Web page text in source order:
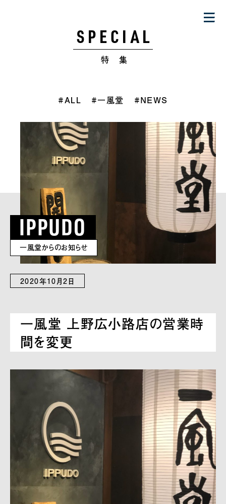
SPECIAL
特 集
#ALL #一風堂 #NEWS
IPPUDO
一風堂からのお知らせ
2020年10月2日
一風堂 上野広小路店の営業時
間を変更